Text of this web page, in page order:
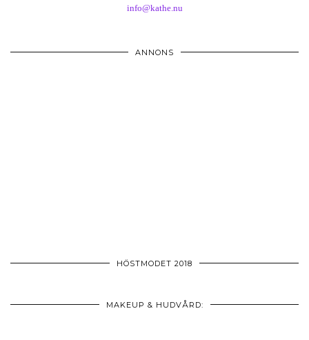
info@kathe.nu
ANNONS
HÖSTMODET 2018
MAKEUP & HUDVÅRD: